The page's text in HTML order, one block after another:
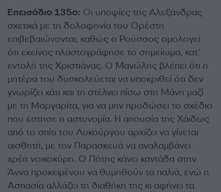
Επεισόδιο 135ο: Οι υποψίες της Αλεξάνδρας
σχετικά με τη δολοφονία του Ορέστη
επιβεβαιώνονται, καθώς ο Ρούσσος ομολογεί
ότι εκείνος πλαστογράφησε το σημείωμα, κατ’
εντολή της Χριστιάνας. Ο Μανώλης βλέπει ότι η
μητέρα του δυσκολεύεται να υποκριθεί ότι δεν
γνωρίζει κάτι και τη στέλνει πίσω στη Μάνη μαζί
με τη Μαργαρίτα, για να μην προδώσει το σχέδιο
που έστησε η αστυνομία. Η απουσία της Χάιδως
από το σπίτι του Λυκούργου αρχίζει να γίνεται
αισθητή, με τον Παρασκευά να αναλαμβάνει
χρέη νοικοκύρη. Ο Πότης κάνει καντάδα στην
Άννα προκειμένου να θυμηθούν τα παλιά, ενώ η
Ασπασία αλλάζει τη διαθήκη της κι αφήνει τα